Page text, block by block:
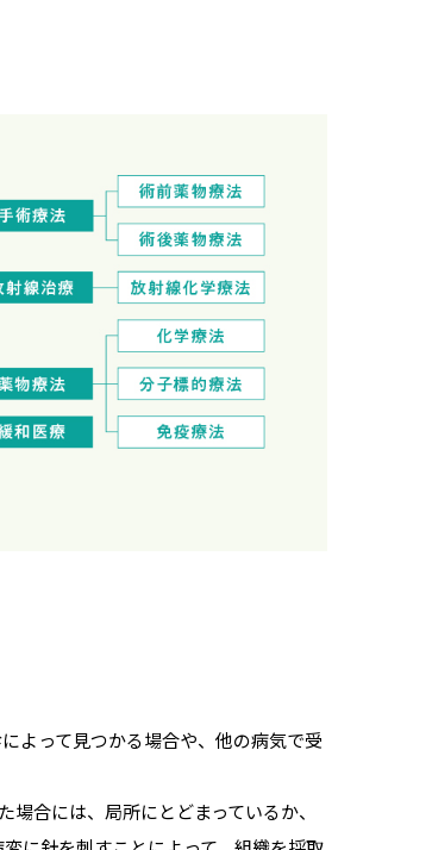
よって見つかる場合や、他の病気で受
合には、局所にとどまっているか、